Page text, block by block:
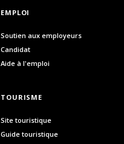
EMPLOI
Soutien aux employeurs
Candidat
Aide à l'emploi
TOURISME
Site touristique
Guide touristique